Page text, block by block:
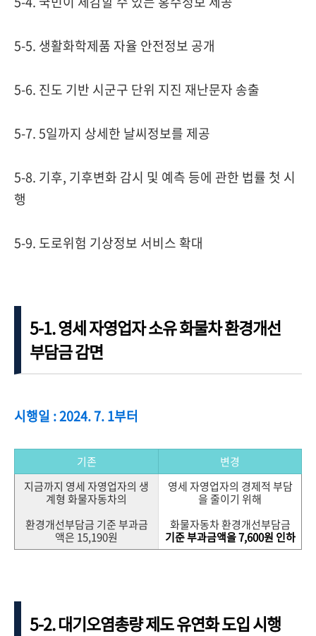
5-5. 생활화학제품 자율 안전정보 공개
5-6. 진도 기반 시군구 단위 지진 재난문자 송출
5-7. 5일까지 상세한 날씨정보를 제공
5-8. 기후, 기후변화 감시 및 예측 등에 관한 법률 첫 시
행
5-9. 도로위험 기상정보 서비스 확대
5-1. 영세 자영업자 소유 화물차 환경개선
부담금 감면
시행일 : 2024. 7. 1부터
기존
변경
지금까지 영세 자영업자의 생
계형 화물자동차의
환경개선부담금 기준 부과금
액은 15,190원
영세 자영업자의 경제적 부담
을 줄이기 위해
화물자동차 환경개선부담금
기준 부과금액을 7,600원 인하
5-2. 대기오염총량 제도 유연화 도입 시행